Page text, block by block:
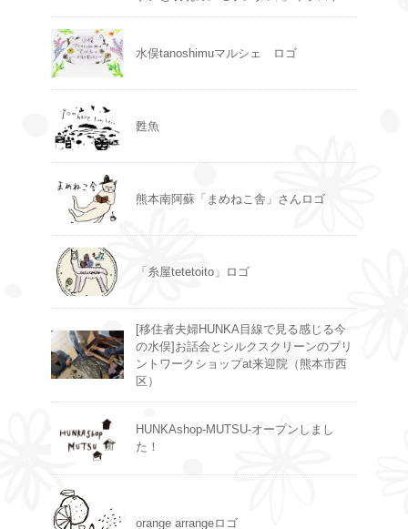
水俣tanoshimuマルシェ ロゴ
甦魚
熊本南阿蘇「まめねこ舎」さんロゴ
「糸屋tetetoito」ロゴ
[移住者夫婦HUNKA目線で見る感じる今
の水俣]お話会とシルクスクリーンのプリ
ントワークショップat来迎院（熊本市西
区）
HUNKAshop-MUTSU-オープンしまし
た！
orange arrangeロゴ